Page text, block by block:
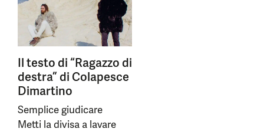
Il testo di “Ragazzo di
destra” di Colapesce
Dimartino
Semplice giudicare
Metti la divisa a lavare